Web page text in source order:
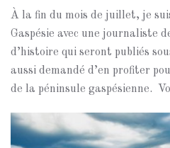
À la fin du mois de juillet, je
Gaspésie avec une journaliste
d’histoire qui seront publiés
aussi demandé d’en profiter
de la péninsule gaspésienne.